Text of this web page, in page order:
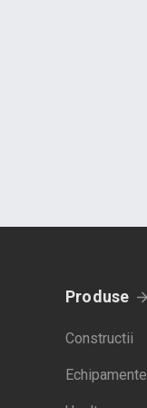
Produse
Constructii
Echipamente